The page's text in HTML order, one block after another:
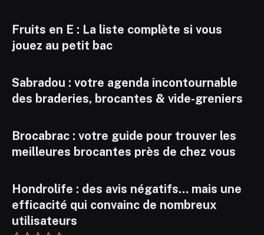
Fruits en E : La liste complète si vous
jouez au petit bac
Sabradou : votre agenda incontournable
des braderies, brocantes & vide-greniers
Brocabrac : votre guide pour trouver les
meilleures brocantes près de chez vous
Hondrolife : des avis négatifs… mais une
efficacité qui convainc de nombreux
utilisateurs